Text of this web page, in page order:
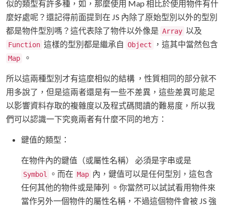
似的類型有許多種，如，那麼使用 Map 相比於使用物件有什
麼好處呢？還記得前面提到在 JS 內除了原始型別以外的型別
都是物件型別嗎？這代表除了物件以外像是 Array 以及
Function 這樣的型別都是繼承自 Object ，這其中當然包含
Map 。
所以這兩種型別才有這麼相似的結構 ，性質相同的部分就不
用多說了，但是這兩者還是有一些不差異，這些差異可能足
以影響資料存取的複雜度以及程式碼閱讀的難易度，所以我
們可以認識一下究竟兩者有什麼不同的地方：
鍵值的類型：
在物件內的鍵值（或屬性名稱） 必須是字串或是
Symbol 。而在 Map 內，鍵值可以是任何型別，這包含
任何其他的物件或是陣列 。你當然可以試試看用物件來
當作另外一個物件的屬性名稱，不過這個物件會被 JS 強